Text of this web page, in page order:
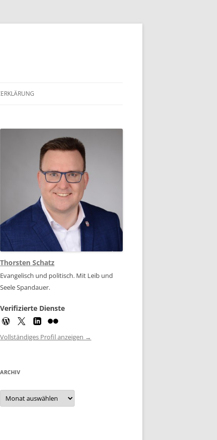
Thorsten Schatz
Evangelisch und politisch. Mit Leib und
Seele Spandauer.
Verifizierte Dienste
Vollständiges Profil anzeigen →
ARCHIV
Archiv